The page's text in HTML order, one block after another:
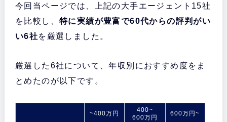
今回当ページでは、上記の大手エージェント15社
を比較し、 特に実績が豊富で60代からの評判がい
い6社を厳選しました。
厳選した6社について、年収別におすすめ度をま
とめたのが以下です。
~400万円
400~
600万円
600万円~